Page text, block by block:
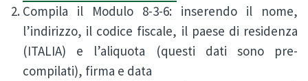
Compila il Modulo 8-3-6: inserendo il nome,
l’indirizzo, il codice fiscale, il paese di residenza
(ITALIA) e l’aliquota (questi dati sono pre-
compilati), firma e data